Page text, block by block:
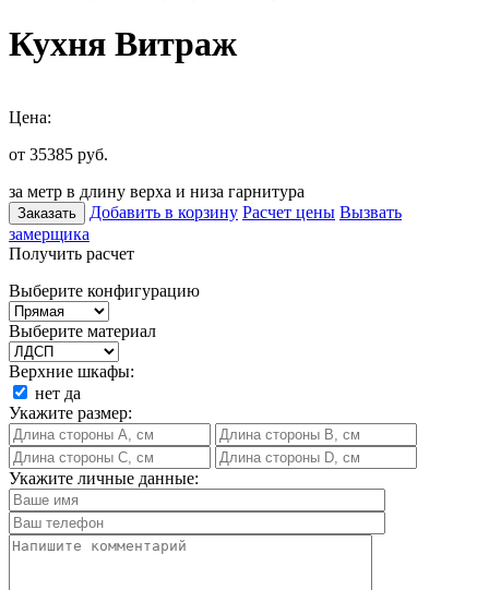
Кухня Витраж
Цена:
от 35385 руб.
за метр в длину верха и низа гарнитура
Заказать Добавить в корзину Расчет цены Вызвать
замерщика
Получить расчет
Выберите конфигурацию
Выберите материал
Верхние шкафы:
нет да
Укажите размер:
Укажите личные данные: